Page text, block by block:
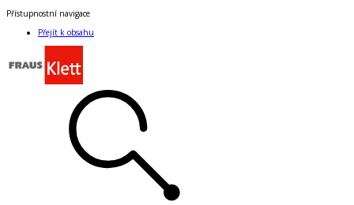
Přístupnostní navigace
Přejít k obsahu